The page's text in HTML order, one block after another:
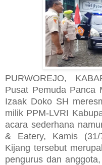
PURWOREJO,
Pusat Pemuda Panca
Izaak Doko SH
milik PPM-LVRI
acara sederhana
& Eatery, Kamis
Kijang tersebut
pengurus dan